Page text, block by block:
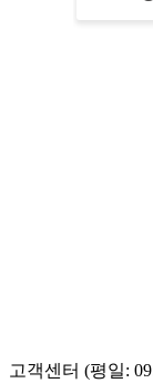
고객센터 (평일: